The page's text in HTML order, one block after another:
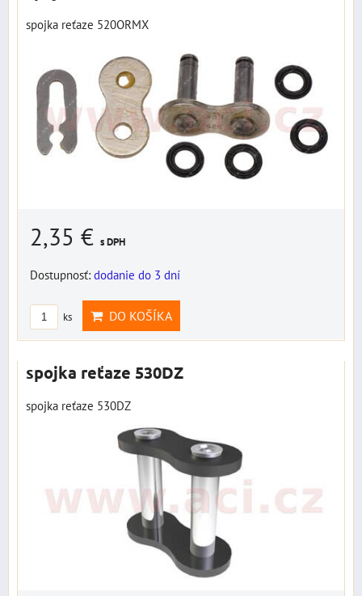
spojka reťaze 520ORMX
2,35 € s DPH
Dostupnosť: dodanie do 3 dní
ks DO KOŠÍKA
spojka reťaze 530DZ
spojka reťaze 530DZ